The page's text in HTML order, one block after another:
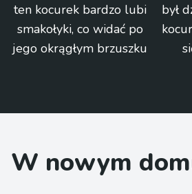
ten kocurek bardzo lubi
smakołyki, co widać po
jego okrągłym brzuszku
był
W nowym